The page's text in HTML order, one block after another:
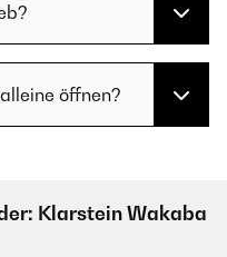
öffnen?
Klarstein Wakaba